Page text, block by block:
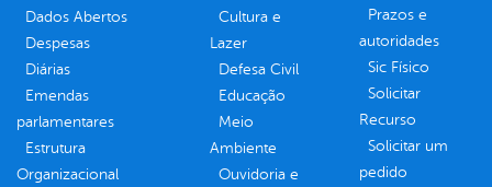
Dados Abertos
Despesas
Diárias
Emendas
parlamentares
Estrutura
Organizacional
Cultura e
Lazer
Defesa Civil
Educação
Meio
Ambiente
Ouvidoria e
Prazos e
autoridades
Sic Físico
Solicitar
Recurso
Solicitar um
pedido